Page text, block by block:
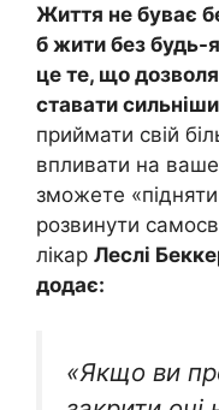
Життя не буває
б жити без будь-
це те, що
ставати
приймати свій
впливати на
зможете
розвинути
лікар Леслі
додає:
«Якщо ви